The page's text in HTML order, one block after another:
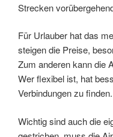
Strecken
Für Urlauber hat das
steigen die Preise,
Zum anderen kann die
Wer flexibel ist, hat
Verbindungen zu finden.
Wichtig sind auch die